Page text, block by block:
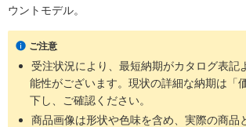
ウントモデル。
ご注意
受注状況により、最短納期がカタログ表記
能性がございます。現状の詳細な納期は「
下し、ご確認ください。
商品画像は形状や色味を含め、実際の商品